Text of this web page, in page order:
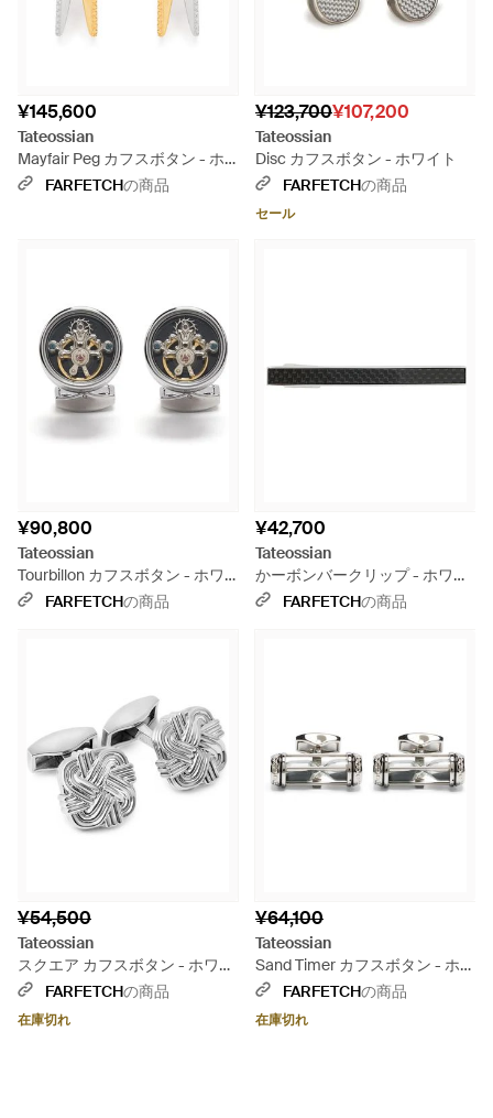
¥145,600
Tateossian
Mayfair Peg カフスボタン - ホ
ワイトFARFETCHの商品
¥123,700¥107,200
Tateossian
Disc カフスボタン - ホワイト
FARFETCHの商品
セール
¥90,800
Tateossian
Tourbillon カフスボタン - ホワ
イトFARFETCHの商品
¥42,700
Tateossian
かーボンバークリップ - ホワイ
ト
FARFETCHの商品
¥54,500
Tateossian
スクエア カフスボタン - ホワイ
ト
FARFETCHの商品
在庫切れ
¥64,100
Tateossian
Sand Timer カフスボタン - ホワ
イトFARFETCHの商品
在庫切れ